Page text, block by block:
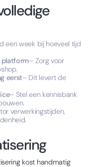
een week bij hoeveel tijd
platform– Zorg voor
eerst– Dit levert de
– Stel een kennisbank
verwerkingstijden,
kost handmatig